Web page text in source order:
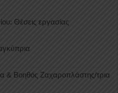
Θέσεις εργασίας
& Βοηθός Ζαχαροπλάστης/τρια